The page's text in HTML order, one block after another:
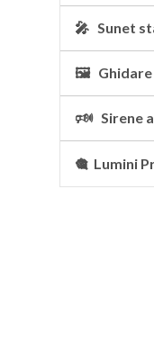
🎤 Sunet
🖼 Ghidare
🕬 Sirene
🎕 Lumini